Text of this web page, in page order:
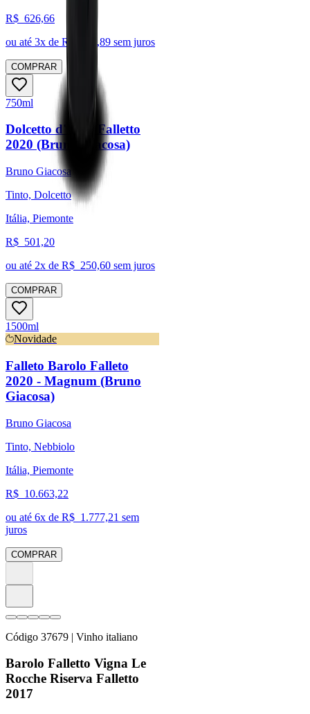
R$ 626,66
ou até 3x de R$ 208,89 sem juros
COMPRAR
750ml
Dolcetto d'Alba Falletto
2020 (Bruno Giacosa)
Bruno Giacosa
Tinto, Dolcetto
Itália, Piemonte
R$ 501,20
ou até 2x de R$ 250,60 sem juros
COMPRAR
1500ml
Novidade
Falleto Barolo Falleto
2020 - Magnum (Bruno
Giacosa)
Bruno Giacosa
Tinto, Nebbiolo
Itália, Piemonte
R$ 10.663,22
ou até 6x de R$ 1.777,21 sem
juros
COMPRAR
Código 37679 | Vinho italiano
Barolo Falletto Vigna Le
Rocche Riserva Falletto
2017